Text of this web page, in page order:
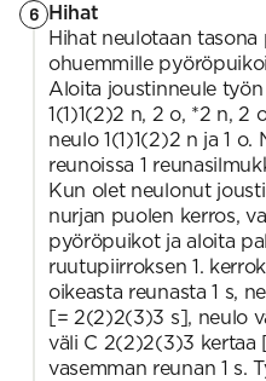
6 Hihat
Hihat neulotaan
ohuemmille
Aloita joustinneule työn
1(1)1(2)2 n, 2 o, *2 n, 2
neulo 1(1)1(2)2 n ja 1
reunoissa 1
Kun olet neulonut
nurjan puolen kerros,
pyöröpuikot ja aloita
ruutupiirroksen 1.
oikeasta reunasta 1 s,
[= 2(2)2(3)3 s], neulo
väli C 2(2)2(3)3
vasemman reunan 1 s.